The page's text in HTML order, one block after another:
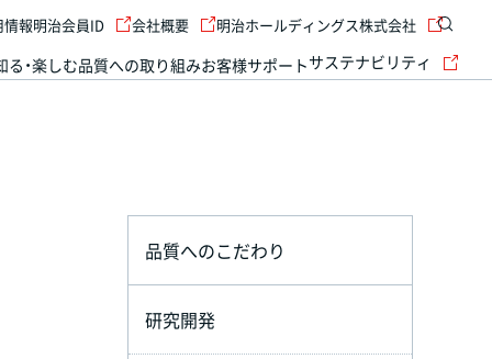
る・楽しむ品質への取り組みお客様サポートサステナビリティ
情報明治会員ID 会社概要 明治ホールディングス株式会社
品質へのこだわり
研究開発